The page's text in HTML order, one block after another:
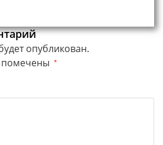
опубликован.
помечены *